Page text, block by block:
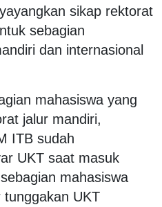
sikap rektorat
sebagian
dan internasional
mahasiswa yang
jalur mandiri,
ITB sudah
UKT saat masuk
mahasiswa
UKT